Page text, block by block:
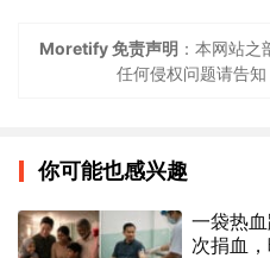
Moretify 免责声明 ：本网站
任何侵权问题请告知
你可能也感兴趣
一袋热
次捐血